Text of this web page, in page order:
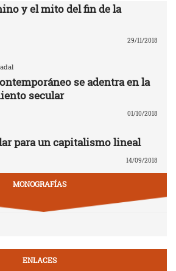
y el mito del fin de la
29/11/2018
se adentra en la
secular
01/10/2018
para un capitalismo lineal
14/09/2018
MONOGRAFÍAS
ENLACES